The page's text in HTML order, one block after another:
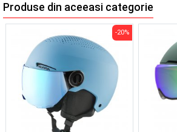
Produse din aceeasi categorie
-20%